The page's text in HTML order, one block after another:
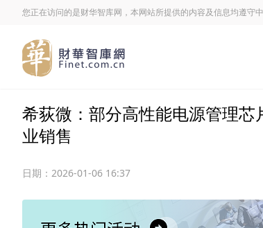
您正在访问的是财华智库网，本网站所提供的内容及信息均遵守
希荻微：部分高性能电源管理
业销售
日期： 2026-01-06 16:37